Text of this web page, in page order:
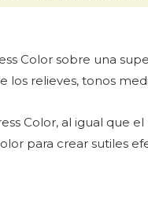
Color sobre una
los relieves, tonos
Color, al igual que
para crear sutiles